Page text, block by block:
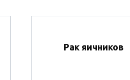
Рак яичников